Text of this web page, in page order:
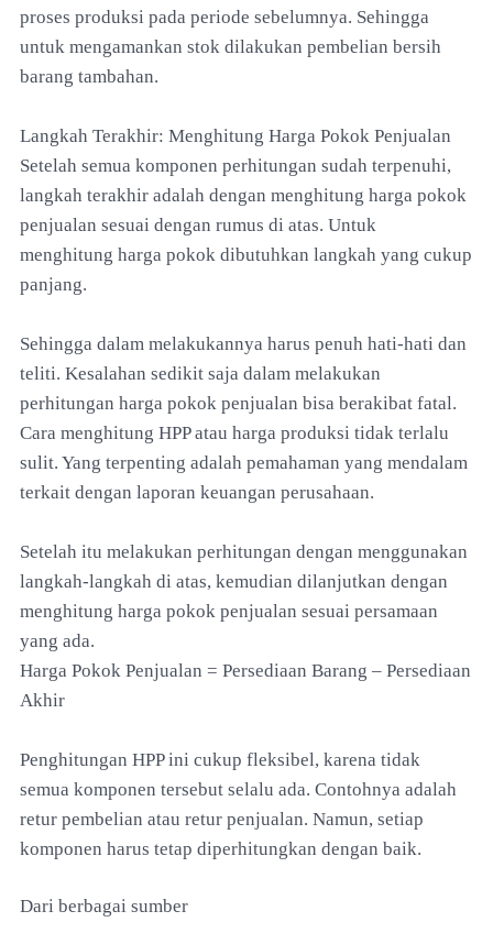
proses produksi pada periode sebelumnya. Sehingga
untuk mengamankan stok dilakukan pembelian bersih
barang tambahan.
Langkah Terakhir: Menghitung Harga Pokok Penjualan
Setelah semua komponen perhitungan sudah terpenuhi,
langkah terakhir adalah dengan menghitung harga pokok
penjualan sesuai dengan rumus di atas. Untuk
menghitung harga pokok dibutuhkan langkah yang cukup
panjang.
Sehingga dalam melakukannya harus penuh hati-hati dan
teliti. Kesalahan sedikit saja dalam melakukan
perhitungan harga pokok penjualan bisa berakibat fatal.
Cara menghitung HPP atau harga produksi tidak terlalu
sulit. Yang terpenting adalah pemahaman yang mendalam
terkait dengan laporan keuangan perusahaan.
Setelah itu melakukan perhitungan dengan menggunakan
langkah-langkah di atas, kemudian dilanjutkan dengan
menghitung harga pokok penjualan sesuai persamaan
yang ada.
Harga Pokok Penjualan = Persediaan Barang – Persediaan
Akhir
Penghitungan HPP ini cukup fleksibel, karena tidak
semua komponen tersebut selalu ada. Contohnya adalah
retur pembelian atau retur penjualan. Namun, setiap
komponen harus tetap diperhitungkan dengan baik.
Dari berbagai sumber